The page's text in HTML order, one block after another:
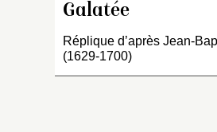
Galatée
Réplique d’après Jean-
(1629-1700)